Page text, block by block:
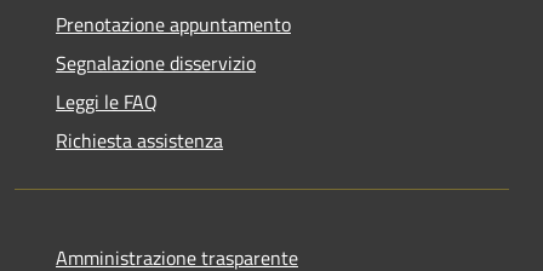
Prenotazione appuntamento
Segnalazione disservizio
Leggi le FAQ
Richiesta assistenza
Amministrazione trasparente